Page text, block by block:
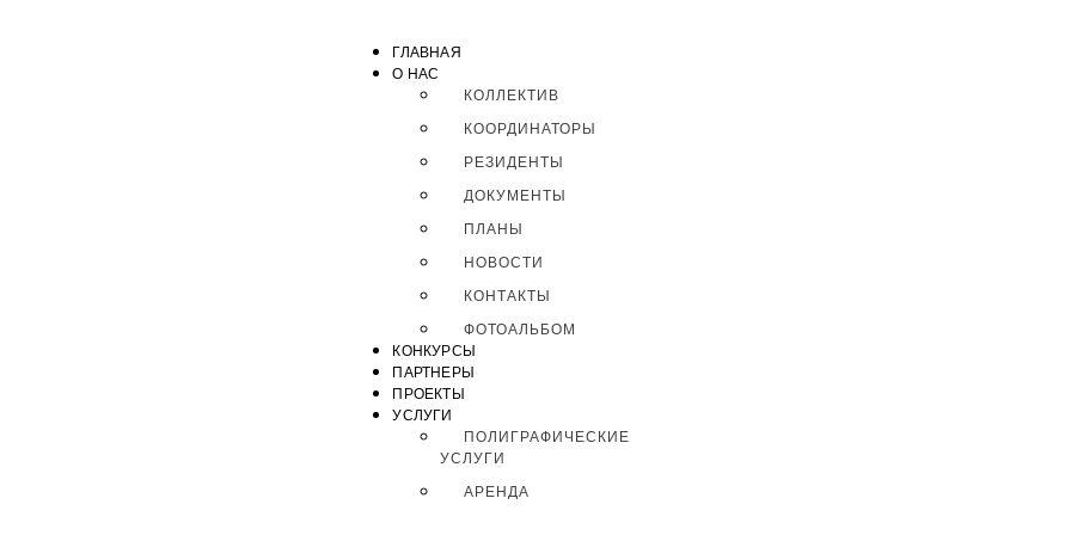
ГЛАВНАЯ
О НАС
КОЛЛЕКТИВ
КООРДИНАТОРЫ
РЕЗИДЕНТЫ
ДОКУМЕНТЫ
ПЛАНЫ
НОВОСТИ
КОНТАКТЫ
ФОТОАЛЬБОМ
КОНКУРСЫ
ПАРТНЕРЫ
ПРОЕКТЫ
УСЛУГИ
ПОЛИГРАФИЧЕСКИЕ
УСЛУГИ
АРЕНДА